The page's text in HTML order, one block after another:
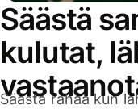
Säästä
kulutat,
Säästä rahaa kun